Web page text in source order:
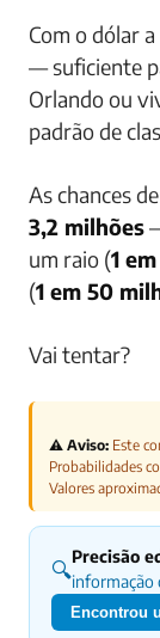
Com o dólar a
— suficiente
Orlando ou
padrão de
As chances
3,2 milhões
um raio (1
(1 em 50
Vai tentar?
⚠️ Aviso: Este
Probabilidades
Valores
🔍Precisão
informação
Encontrou